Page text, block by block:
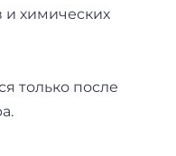
и химических
только после